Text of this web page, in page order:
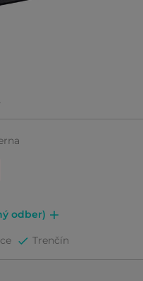
odber)
Trenčín